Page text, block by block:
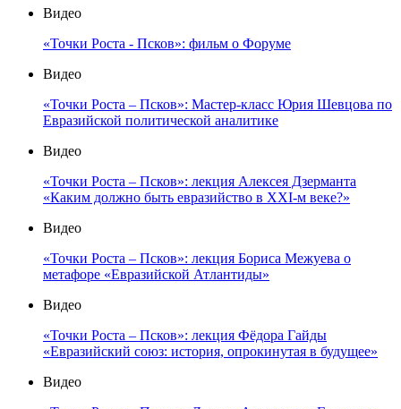
Видео
«Точки Роста - Псков»: фильм о Форуме
Видео
«Точки Роста – Псков»: Мастер-класс Юрия Шевцова по
Евразийской политической аналитике
Видео
«Точки Роста – Псков»: лекция Алексея Дзерманта
«Каким должно быть евразийство в XXI-м веке?»
Видео
«Точки Роста – Псков»: лекция Бориса Межуева о
метафоре «Евразийской Атлантиды»
Видео
«Точки Роста – Псков»: лекция Фёдора Гайды
«Евразийский союз: история, опрокинутая в будущее»
Видео